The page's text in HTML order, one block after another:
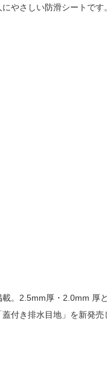
やさしい防滑シートです。
。2.5mm厚・2.0mm 厚
付き排水目地」を新発売